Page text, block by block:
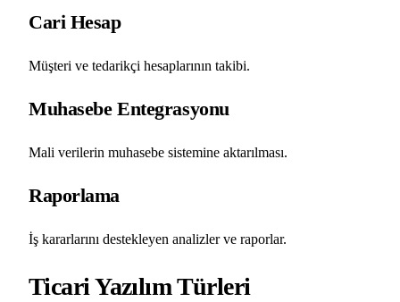
Cari Hesap
Müşteri ve tedarikçi hesaplarının takibi.
Muhasebe Entegrasyonu
Mali verilerin muhasebe sistemine aktarılması.
Raporlama
İş kararlarını destekleyen analizler ve raporlar.
Ticari Yazılım Türleri